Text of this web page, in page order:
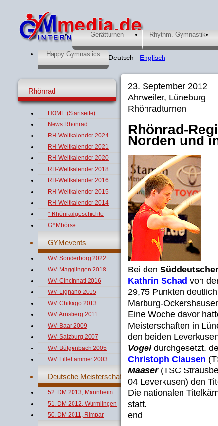
Gerätturnen Rhythm. Gymnastik
Happy Gymnastics Deutsch Englisch
Rhönrad
HOME (Startseite)
News Rhönrad
RH-Weltkalender 2024
RH-Weltkalender 2021
RH-Weltkalender 2020
RH-Weltkalender 2018
RH-Weltkalender 2016
RH-Weltkalender 2015
RH-Weltkalender 2014
* Rhönradgeschichte
GYMbörse
GYMevents
WM Sonderborg 2022
WM Magglingen 2018
WM Cincinnati 2016
WM Lignano 2015
WM Chikago 2013
WM Arnsberg 2011
WM Baar 2009
WM Salzburg 2007
WM Bütgenbach 2005
WM Lillehammer 2003
Deutsche Meisterschaften
52. DM 2013, Mannheim
51. DM 2012, Wurmlingen
50. DM 2011, Rimpar
23. September 2012
Ahrweiler, Lüneburg
Rhönradturnen
Rhönrad-
Norden und
Bei den
Kathrin Schad von
29,75 Punkten
Marburg-
Eine Woche davor
Meisterschaften in
den beiden
Vogeldurchgesetzt.
Christoph Clausen
Maaser(TSC
04 Leverkusen) den
Die nationalen
statt.
end